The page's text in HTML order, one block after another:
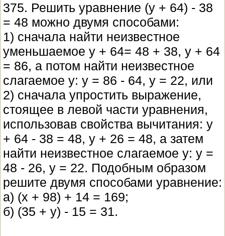
375. Решить уравнение (y + 64) - 38
= 48 можно двумя способами:
1) сначала найти неизвестное
уменьшаемое y + 64= 48 + 38, y + 64
= 86, а потом найти неизвестное
слагаемое y: y = 86 - 64, y = 22, или
2) сначала упростить выражение,
стоящее в левой части уравнения,
использовав свойства вычитания: y
+ 64 - 38 = 48, у + 26 = 48, а затем
найти неизвестное слагаемое y: y =
48 - 26, y = 22. Подобным образом
решите двумя способами уравнение:
а) (x + 98) + 14 = 169;
б) (35 + y) - 15 = 31.